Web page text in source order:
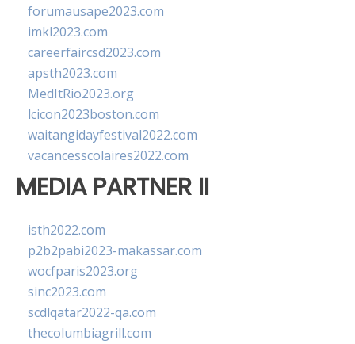
forumausape2023.com
imkl2023.com
careerfaircsd2023.com
apsth2023.com
MedItRio2023.org
lcicon2023boston.com
waitangidayfestival2022.com
vacancesscolaires2022.com
MEDIA PARTNER II
isth2022.com
p2b2pabi2023-makassar.com
wocfparis2023.org
sinc2023.com
scdlqatar2022-qa.com
thecolumbiagrill.com